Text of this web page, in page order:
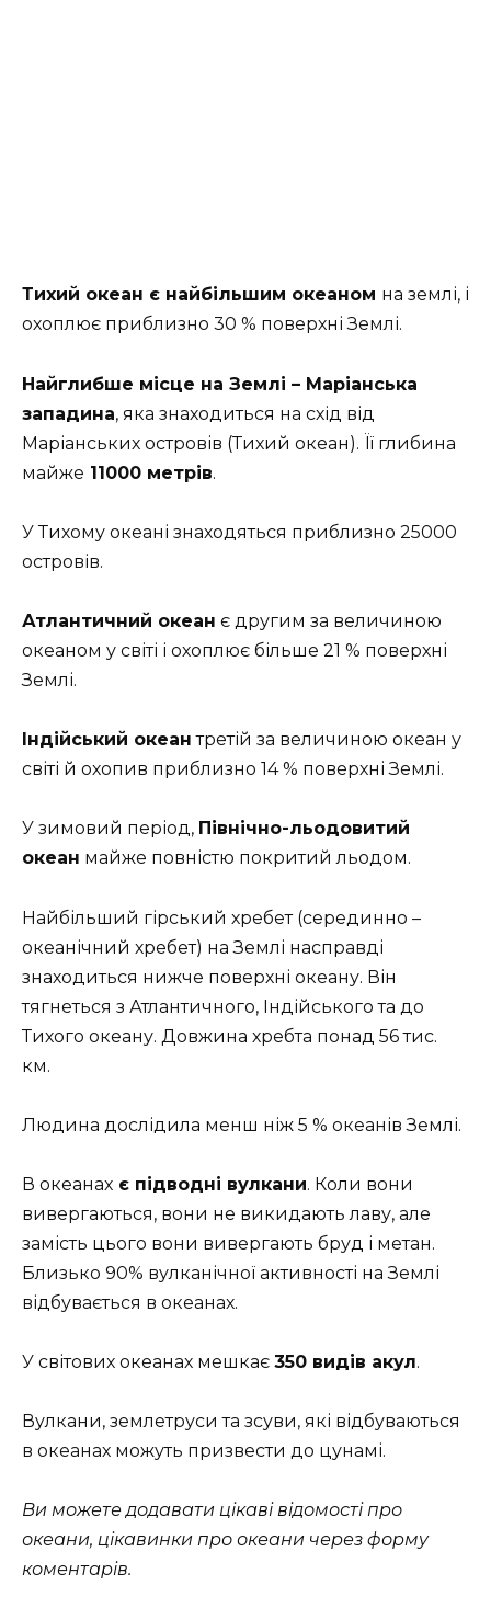
Тихий океан є найбільшим океаном на землі, і
охоплює приблизно 30 % поверхні Землі.
Найглибше місце на Землі – Маріанська
западина, яка знаходиться на схід від
Маріанських островів (Тихий океан). Її глибина
майже 11000 метрів.
У Тихому океані знаходяться приблизно 25000
островів.
Атлантичний океан є другим за величиною
океаном у світі і охоплює більше 21 % поверхні
Землі.
Індійський океан третій за величиною океан у
світі й охопив приблизно 14 % поверхні Землі.
У зимовий період, Північно-льодовитий
океан майже повністю покритий льодом.
Найбільший гірський хребет (серединно –
океанічний хребет) на Землі насправді
знаходиться нижче поверхні океану. Він
тягнеться з Атлантичного, Індійського та до
Тихого океану. Довжина хребта понад 56 тис.
км.
Людина дослідила менш ніж 5 % океанів Землі.
В океанах є підводні вулкани. Коли вони
вивергаються, вони не викидають лаву, але
замість цього вони вивергають бруд і метан.
Близько 90% вулканічної активності на Землі
відбувається в океанах.
У світових океанах мешкає 350 видів акул.
Вулкани, землетруси та зсуви, які відбуваються
в океанах можуть призвести до цунамі.
Ви можете додавати цікаві відомості про
океани, цікавинки про океани через форму
коментарів.